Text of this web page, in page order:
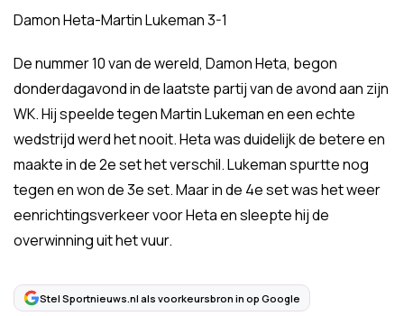
Damon Heta-Martin Lukeman 3-1
De nummer 10 van de wereld, Damon Heta, begon
donderdagavond in de laatste partij van de avond aan zijn
WK. Hij speelde tegen Martin Lukeman en een echte
wedstrijd werd het nooit. Heta was duidelijk de betere en
maakte in de 2e set het verschil. Lukeman spurtte nog
tegen en won de 3e set. Maar in de 4e set was het weer
eenrichtingsverkeer voor Heta en sleepte hij de
overwinning uit het vuur.
Stel Sportnieuws.nl als voorkeursbron in op Google